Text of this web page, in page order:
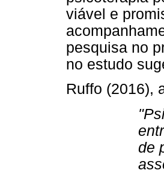
viável e
pesquisa no
no estudo
Ruffo (2016),
de